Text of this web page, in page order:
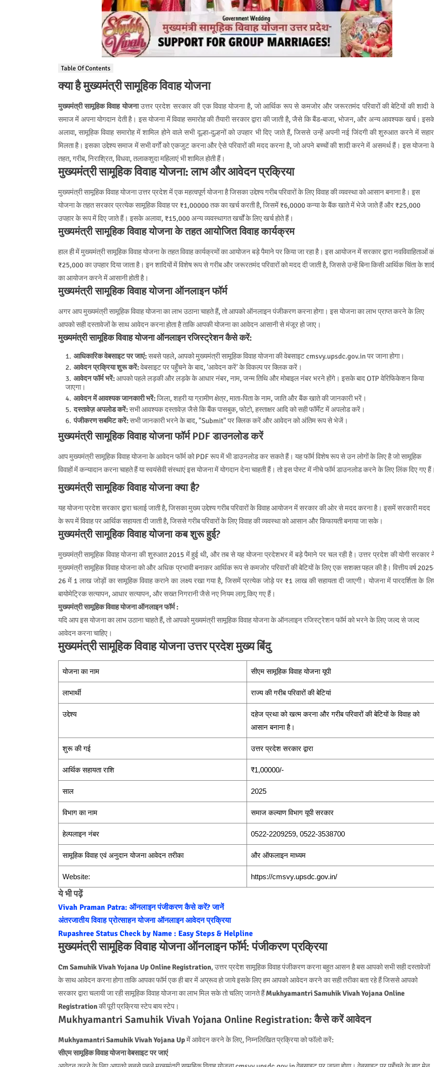
Table Of Contents
क्या है मुख्यमंत्री सामूहिक विवाह योजना
मुख्यमंत्री सामूहिक विवाह योजनाउत्तर प्रदेश सरकार की एक विवाह योजना है, जो आर्थिक रूप से कमजोर और जरूरतमंद परिवारों की बेटियों की शादी
समाज में अपना योगदान देती है। इस योजना में विवाह समारोह की तैयारी सरकार द्वारा की जाती है, जैसे कि बैंड-बाजा, भोजन, और अन्य आवश्यक खर्च।
अलावा, सामूहिक विवाह समारोह में शामिल होने वाले सभी दूल्हा-दुल्हनों को उपहार भी दिए जाते हैं, जिससे उन्हें अपनी नई जिंदगी की शुरुआत करने में
मिलता है। इसका उद्देश्य समाज में सभी वर्गों को एकजुट करना और ऐसे परिवारों की मदद करना है, जो अपने बच्चों की शादी करने में असमर्थ हैं। इस योजना
तहत, गरीब, निराश्रित, विधवा, तलाकशुदा महिलाएं भी शामिल होती हैं।
मुख्यमंत्री सामूहिक विवाह योजना: लाभ और आवेदन प्रक्रिया
मुख्यमंत्री सामूहिक विवाह योजना उत्तर प्रदेश में एक महत्वपूर्ण योजना है जिसका उद्देश्य गरीब परिवारों के लिए विवाह की व्यवस्था को आसान बनाना है। इस
योजना के तहत सरकार प्रत्येक सामूहिक विवाह पर ₹1,00000 तक का खर्च करती है, जिसमें ₹6,0000 कन्या के बैंक खाते में भेजे जाते हैं और ₹25,000
उपहार के रूप में दिए जाते हैं। इसके अलावा, ₹15,000 अन्य व्यवस्थागत खर्चों के लिए खर्च होते हैं।
मुख्यमंत्री सामूहिक विवाह योजना के तहत आयोजित विवाह कार्यक्रम
हाल ही में मुख्यमंत्री सामूहिक विवाह योजना के तहत विवाह कार्यक्रमों का आयोजन बड़े पैमाने पर किया जा रहा है। इस आयोजन में सरकार द्वारा नवविवाहिताओं
₹25,000 का उपहार दिया जाता है। इन शादियों में विशेष रूप से गरीब और जरूरतमंद परिवारों को मदद दी जाती है, जिससे उन्हें बिना किसी आर्थिक चिंता के
का आयोजन करने में आसानी होती है।
मुख्यमंत्री सामूहिक विवाह योजना ऑनलाइन फॉर्म
अगर आप मुख्यमंत्री सामूहिक विवाह योजना का लाभ उठाना चाहते हैं, तो आपको ऑनलाइन पंजीकरण करना होगा। इस योजना का लाभ प्राप्त करने के लिए
आपको सही दस्तावेजों के साथ आवेदन करना होता है ताकि आपकी योजना का आवेदन आसानी से मंजूर हो जाए।
मुख्यमंत्री सामूहिक विवाह योजना ऑनलाइन रजिस्ट्रेशन कैसे करें:
आधिकारिक वेबसाइट पर जाएं:सबसे पहले, आपको मुख्यमंत्री सामूहिक विवाह योजना की वेबसाइट cmsvy.upsdc.gov.in पर जाना होगा।
आवेदन प्रक्रिया शुरू करें:वेबसाइट पर पहुँचने के बाद, 'आवेदन करें' के विकल्प पर क्लिक करें।
आवेदन फॉर्म भरें:आपको पहले लड़की और लड़के के आधार नंबर, नाम, जन्म तिथि और मोबाइल नंबर भरने होंगे। इसके बाद OTP वेरिफिकेशन किया
जाएगा।
आवेदन में आवश्यक जानकारी भरें:जिला, शहरी या ग्रामीण क्षेत्र, माता-पिता के नाम, जाति और बैंक खाते की जानकारी भरें।
दस्तावेज़ अपलोड करें:सभी आवश्यक दस्तावेज़ जैसे कि बैंक पासबुक, फोटो, हस्ताक्षर आदि को सही फॉर्मेट में अपलोड करें।
पंजीकरण सबमिट करें:सभी जानकारी भरने के बाद, "Submit" पर क्लिक करें और आवेदन को अंतिम रूप से भेजें।
मुख्यमंत्री सामूहिक विवाह योजना फॉर्म PDF डाउनलोड करें
आप मुख्यमंत्री सामूहिक विवाह योजना के आवेदन फॉर्म को PDF रूप में भी डाउनलोड कर सकते हैं। यह फॉर्म विशेष रूप से उन लोगों के लिए है जो सामूहिक
विवाहों में कन्यादान करना चाहते हैं या स्वयंसेवी संस्थाएं इस योजना में योगदान देना चाहती हैं। तो इस पोस्ट में नीचे फॉर्म डाउनलोड करने के लिए लिंक दिए गए हैं।
मुख्यमंत्री सामूहिक विवाह योजना क्या है?
यह योजना प्रदेश सरकार द्वारा चलाई जाती है, जिसका मुख्य उद्देश्य गरीब परिवारों के विवाह आयोजन में सरकार की ओर से मदद करना है। इसमें सरकारी मदद
के रूप में विवाह पर आर्थिक सहायता दी जाती है, जिससे गरीब परिवारों के लिए विवाह की व्यवस्था को आसान और किफायती बनाया जा सके।
मुख्यमंत्री सामूहिक विवाह योजना कब शुरू हुई?
मुख्यमंत्री सामूहिक विवाह योजना की शुरुआत 2015 में हुई थी, और तब से यह योजना प्रदेशभर में बड़े पैमाने पर चल रही है। उत्तर प्रदेश की योगी सरकार
मुख्यमंत्री सामूहिक विवाह योजना को और अधिक प्रभावी बनाकर आर्थिक रूप से कमजोर परिवारों की बेटियों के लिए एक सशक्त पहल की है। वित्तीय वर्ष
26 में 1 लाख जोड़ों का सामूहिक विवाह कराने का लक्ष्य रखा गया है, जिसमें प्रत्येक जोड़े पर ₹1 लाख की सहायता दी जाएगी। योजना में पारदर्शिता के
बायोमेट्रिक सत्यापन, आधार सत्यापन, और सख्त निगरानी जैसे नए नियम लागू किए गए हैं।
मुख्यमंत्री सामूहिक विवाह योजना ऑनलाइन फॉर्म :
यदि आप इस योजना का लाभ उठाना चाहते हैं, तो आपको मुख्यमंत्री सामूहिक विवाह योजना के ऑनलाइन रजिस्ट्रेशन फॉर्म को भरने के लिए जल्द से जल्द
आवेदन करना चाहिए।
मुख्यमंत्री सामूहिक विवाह योजना उत्तर प्रदेश मुख्य बिंदु
योजना का नाम सीएम सामूहिक विवाह योजना यूपी
लाभार्थी राज्य की गरीब परिवारों की बेटियां
उद्देश्य
दहेज प्रथा को खत्म करना और गरीब परिवारों की बेटियों के विवाह को
आसान बनाना है।
शुरू की गई उत्तर प्रदेश सरकार द्वारा
आर्थिक सहायता राशि ₹1,00000/-
साल 2025
विभाग का नाम समाज कल्याण विभाग यूपी सरकार
हेल्पलाइन नंबर 0522-2209259, 0522-3538700
सामूहिक विवाह एवं अनुदान योजना आवेदन तरीका और ऑफलाइन माध्यम
Website: https://cmsvy.upsdc.gov.in/
ये भी पढ़ें
Vivah Praman Patra: ऑनलाइन पंजीकरण कैसे करें? जानें
अंतरजातीय विवाह प्रोत्साहन योजना ऑनलाइन आवेदन प्रक्रिया
Rupashree Status Check by Name : Easy Steps & Helpline
मुख्यमंत्री सामूहिक विवाह योजना ऑनलाइन फॉर्म: पंजीकरण प्रक्रिया
Cm Samuhik Vivah Yojana Up Online Registration, उत्तर प्रदेश सामूहिक विवाह पंजीकरण करना बहुत आसन है बस आपको सभी सही दस्तावेजों
के साथ आवेदन करना होगा ताकि आपका फॉर्म एक ही बार में अप्रूव हो जाये इसके लिए हम आपको आवेदन करने का सही तरीका बता रहे हैं जिससे आपको
सरकार द्वारा चलायी जा रही सामूहिक विवाह योजना का लाभ मिल सके तो चलिए जानते हैंMukhyamantri Samuhik Vivah Yojana Online
Registrationकी पूरी प्रक्रिया स्टेप बाय स्टेप।
Mukhyamantri Samuhik Vivah Yojana Online Registration: कैसे करें आवेदन
Mukhyamantri Samuhik Vivah Yojana Upमें आवेदन करने के लिए, निम्नलिखित प्रक्रिया को फॉलो करें:
सीएम सामूहिक विवाह योजना वेबसाइट पर जाएं